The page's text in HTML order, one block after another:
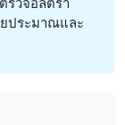
ประมาณและ